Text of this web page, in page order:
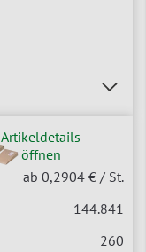
Artikeldetails
öffnen
ab 0,2904 € / St.
144.841
260